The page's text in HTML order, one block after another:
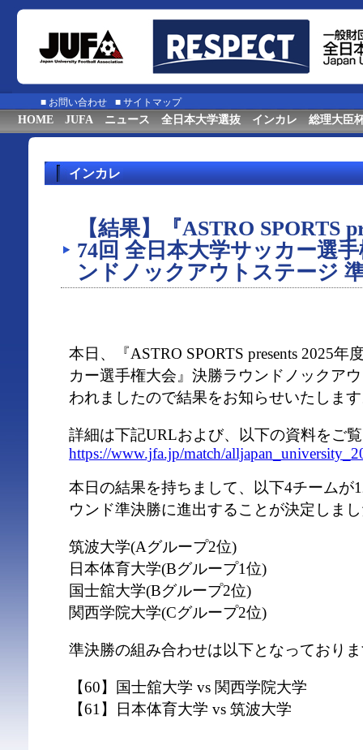
■ お問い合わせ ■ サイトマップ
HOME JUFA ニュース 全日本大学選抜 インカレ 総理大臣
インカレ
【結果】『ASTRO SPORTS
74回 全日本大学サッカー選
ンドノックアウトステージ
本日、『ASTRO SPORTS presents 2025年
カー選手権大会』決勝ラウンドノックア
われましたので結果をお知らせいたしま
詳細は下記URLおよび、以下の資料をご
https://www.jfa.jp/match/
本日の結果を持ちまして、以下4チームが
ウンド準決勝に進出することが決定しま
筑波大学(Aグループ2位)
日本体育大学(Bグループ1位)
国士舘大学(Bグループ2位)
関西学院大学(Cグループ2位)
準決勝の組み合わせは以下となっており
【60】国士舘大学 vs 関西学院大学
【61】日本体育大学 vs 筑波大学